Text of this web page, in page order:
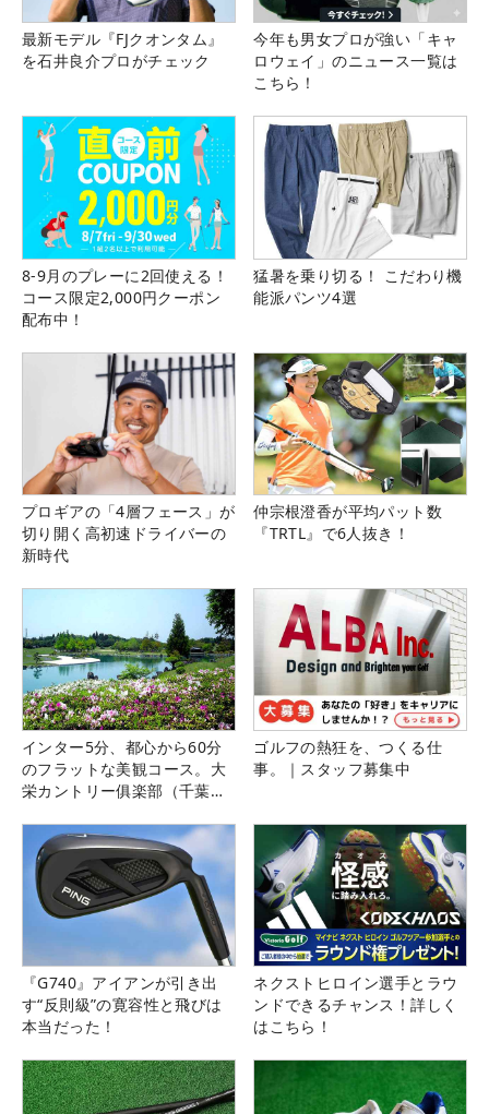
最新モデル『FJクオンタム』
を石井良介プロがチェック
今年も男女プロが強い「キャ
ロウェイ」のニュース一覧は
こちら！
8-9月のプレーに2回使える！
コース限定2,000円クーポン
配布中！
猛暑を乗り切る！ こだわり機
能派パンツ4選
プロギアの「4層フェース」が
切り開く高初速ドライバーの
新時代
仲宗根澄香が平均パット数
『TRTL』で6人抜き！
インター5分、都心から60分
のフラットな美観コース。大
栄カントリー俱楽部（千葉
ゴルフの熱狂を、つくる仕
事。｜スタッフ募集中
『G740』アイアンが引き出
す“反則級”の寛容性と飛びは
本当だった！
ネクストヒロイン選手とラウ
ンドできるチャンス！詳しく
はこちら！